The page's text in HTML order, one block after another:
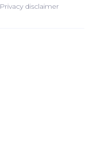
Privacy disclaimer